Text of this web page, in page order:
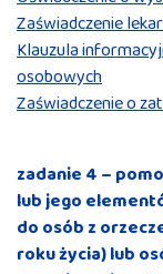
Zaświadczenie
Klauzula
osobowych
Zaświadczenie o
zadanie 4 –
lub jego
do osób z
roku życia) lub